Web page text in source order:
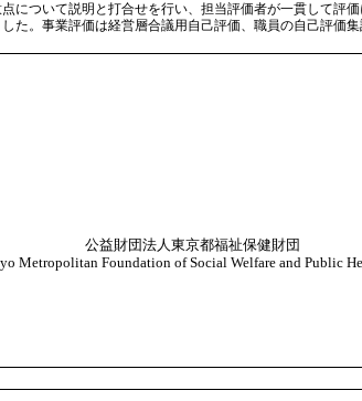
ついて説明と打合せを行い、担当評価者が一貫して評
。事業評価は経営層合議用自己評価、職員の自己評
公益財団法人東京都福祉保健財団
Metropolitan Foundation of Social Welfare and Public